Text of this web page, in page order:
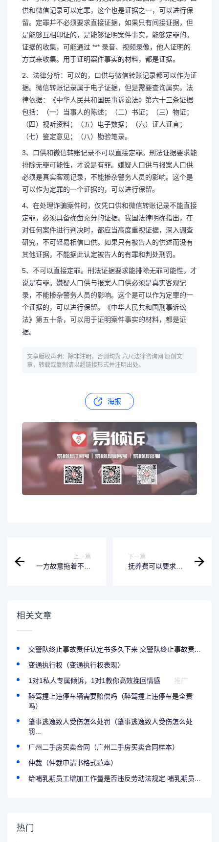
供和微信记录可以定罪，这个也是证据之一，可以进行保
留。定罪并不必须要求直接证据，如果只有间接证据，但
是能够互相印证的，是能够证明案件事实，能够定罪的。
证据的收集，可能通过 *** 录音、视频录像，他人证明的
方式来收集。用于证明案件事实的材料，都是证据。
2、法律分析：可以的，口供与微信转账记录都可以作为证
据。微信转账记录属于电子证据，但是需要查询属实。法
律依据：《中华人民共和国民事诉讼法》第六十三条证据
包括：（一）当事人的陈述；（二）书证；（三）物证；
（四）视听资料；（五）电子数据；（六）证人证言；
（七）鉴定意见；（八）勘验笔录。
3、口供和微信转账记录不可以直接定罪。刑法证据要求能
排除无罪可能性，才说是有罪。嫌疑人口供与报案人口供
必须是真实客观记录，不能掺杂警务人员的影响。这个是
可以作为定罪的一个证据的，可以进行保留。
4、在处理诈骗案件时，仅凭口供和微信转账记录不能直接
定罪，必须具备确凿充分的证据。我国法律明确指出，在
对任何案件进行判决时，都应当高度重视证据，深入调查
研究，不可轻易相信口供。如果只有被告人的供述而没有
其他证据，不能据此认定被告人的有罪和判处刑罚。
5、不可以直接定罪。刑法证据要求能排除无罪可能性，才
说是有罪。嫌疑人口供与报案人口供必须是真实客观记
录，不能掺杂警务人员的影响。这个是可以作为定罪的一
个证据的，可以进行保留。《中华人民共和国刑事诉讼
法》第五十条，可以用于证明案件事实的材料，都是证
据。
文章版权声明：除非注明，否则均为 六尺法律咨询网 原创文
章，转载或复制请以超链接形式并注明出处。
海报
上一篇
一方故意拖着不离
下一篇
抚养费可以要求一
相关文章
交警队终止事故责任认定书多久下来 交警队终止事故责...
变通执行权（变通执行权表现）
1对1私人专属倾诉，1对1教你高效挽回情感
推广
醉驾撞上违停车辆需要赔偿吗（醉驾撞上违停车是全责
吗）
肇事逃逸致人受伤怎么处罚（肇事逃逸致人受伤怎么处
罚...
广州二手房买卖合同（广州二手房买卖合同样本）
仲裁（仲裁申请书格式范本）
给哺乳期员工增加工作量是否违反劳动法规定 哺乳期员...
热门